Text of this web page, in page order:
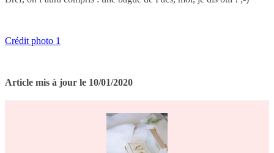
Crédit photo 1
Article mis à jour le 10/01/2020